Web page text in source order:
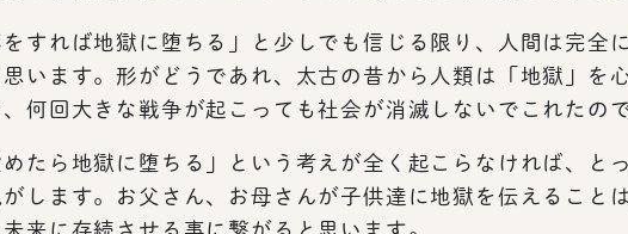
をすれば地獄に堕ちる」と少しでも信じる限り、人間は完全
思います。形がどうであれ、太古の昔から人類は「地獄」を
、何回大きな戦争が起こっても社会が消滅しないでこれたの
めたら地獄に堕ちる」という考えが全く起こらなければ、と
がします。お父さん、お母さんが子供達に地獄を伝えること